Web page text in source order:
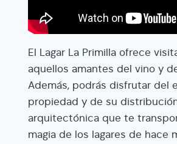
El Lagar La Primilla ofrece
aquellos amantes del vino y
Además, podrás disfrutar del
propiedad y de su
arquitectónica que te
magia de los lagares de hace